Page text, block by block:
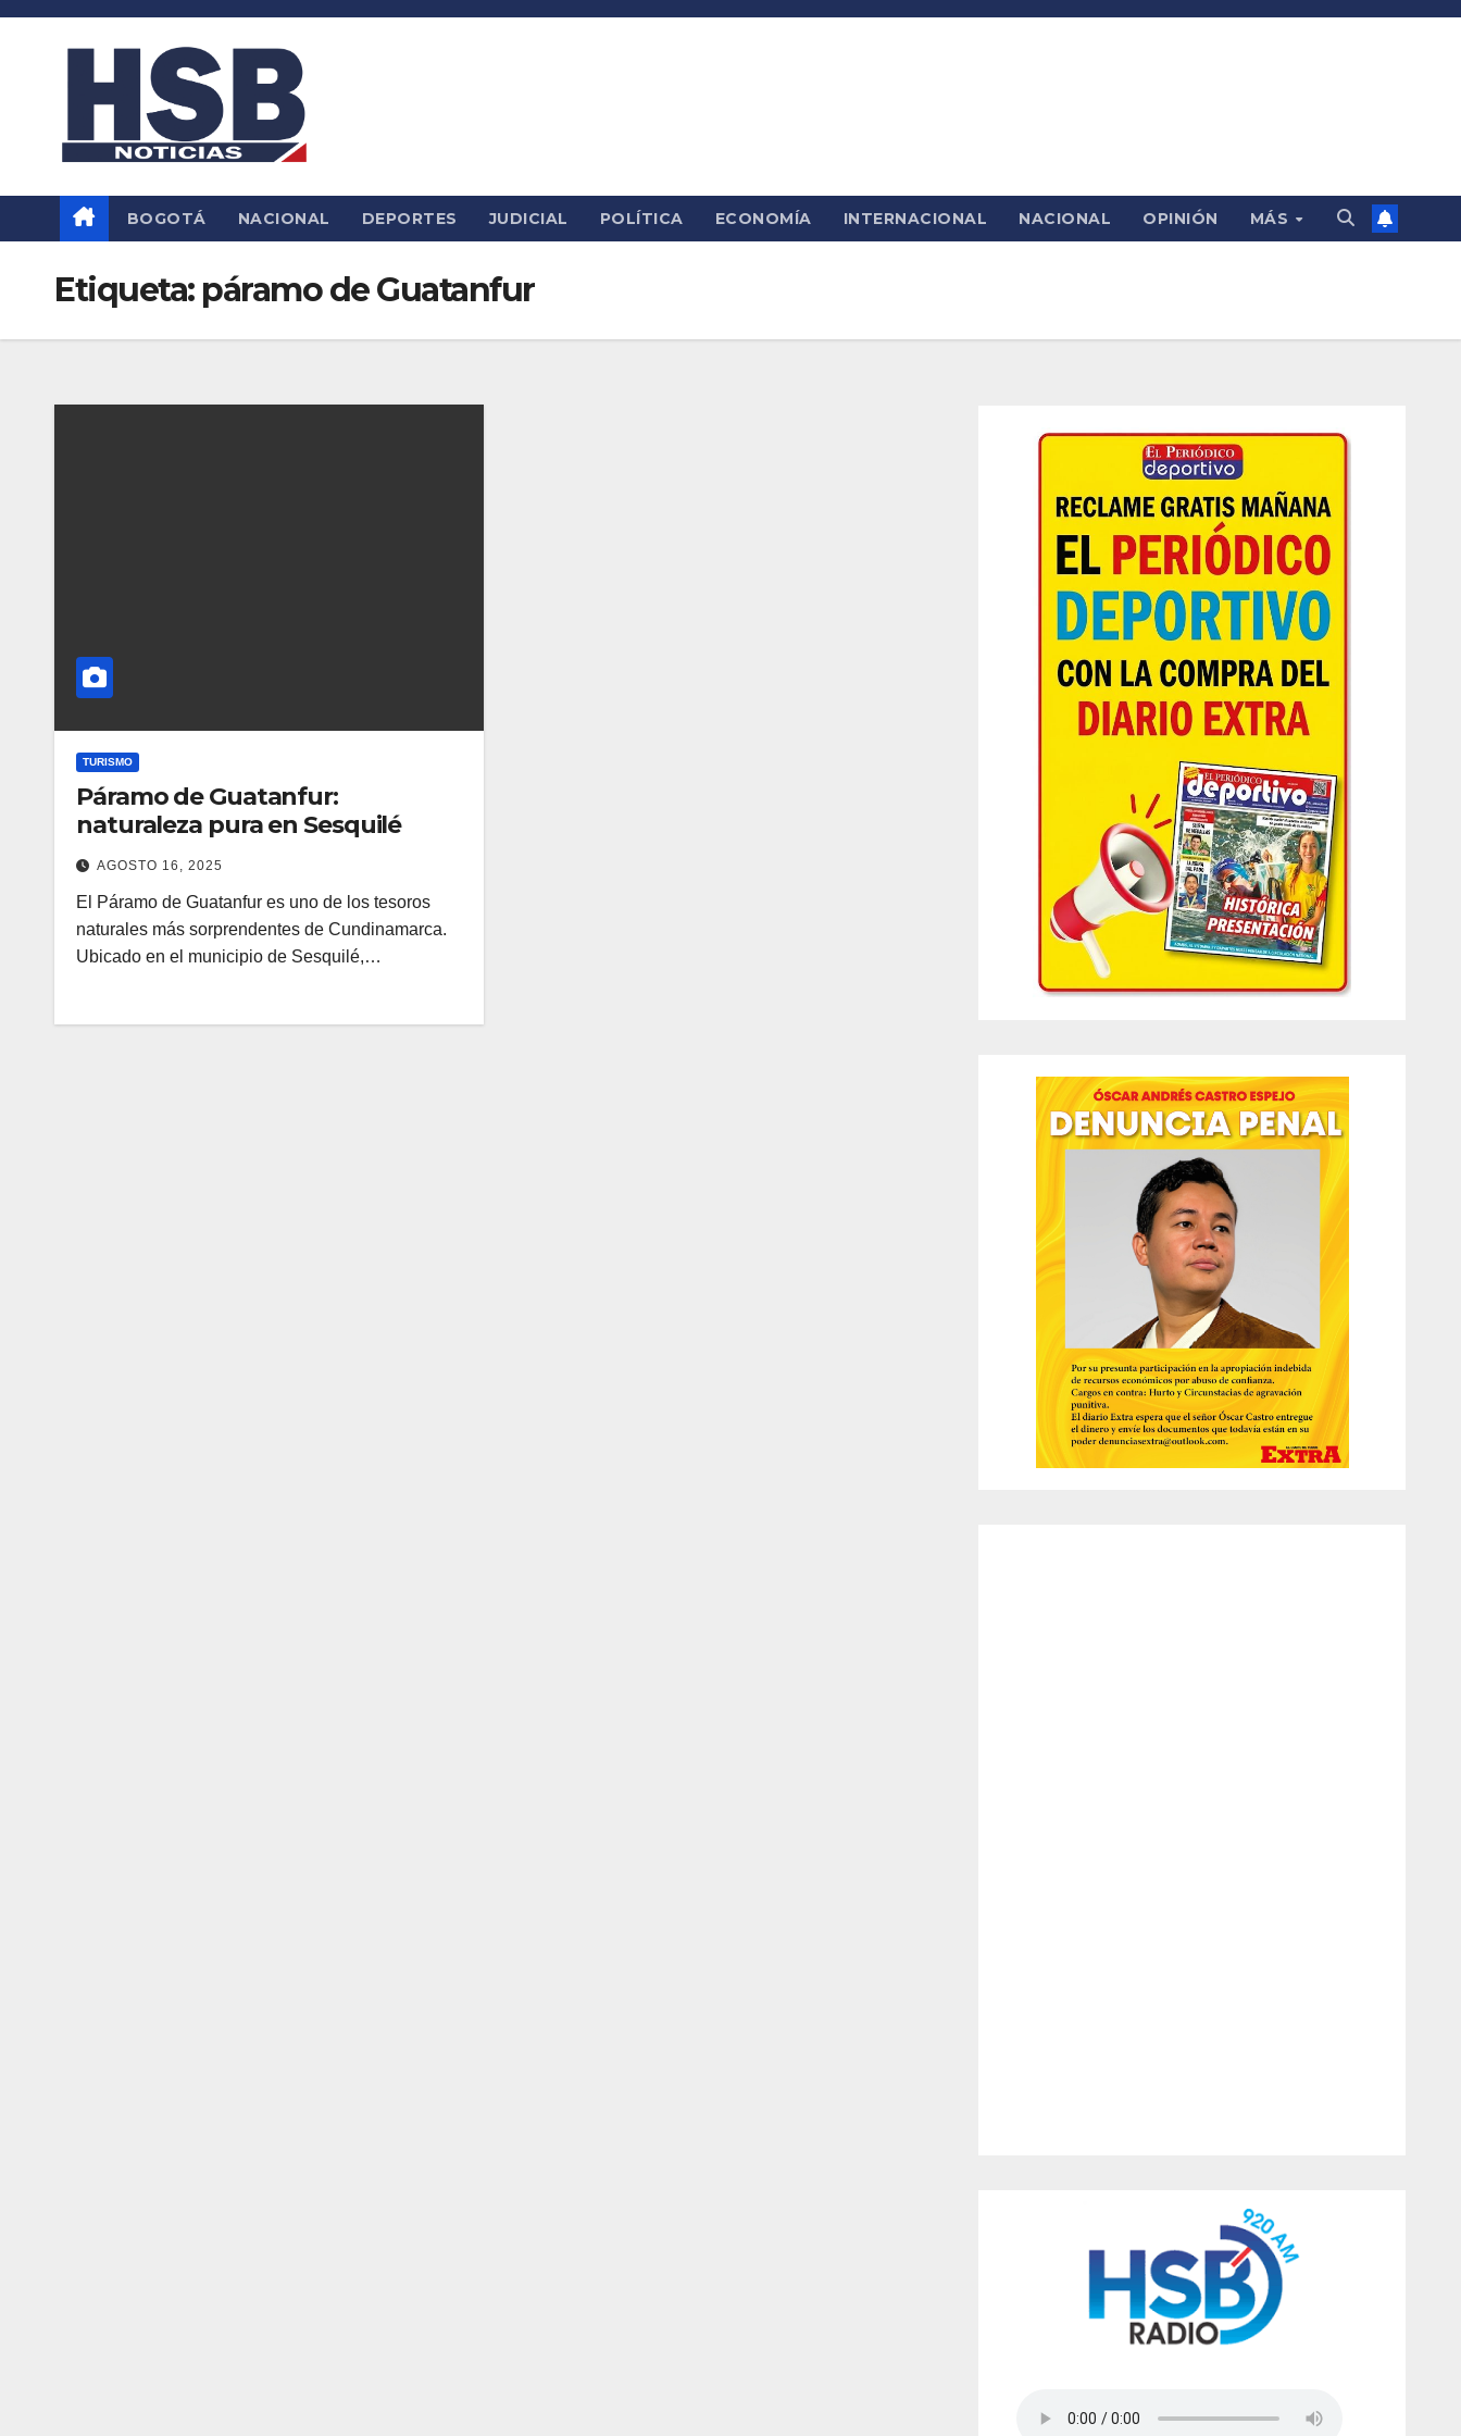
Saltar
BOGOTÁ NACIONAL DEPORTES JUDICIAL POLÍTICA ECONOMÍA INTERNACIONAL NACIONAL OPINIÓN MÁS
Etiqueta: páramo de Guatanfur
TURISMO
Páramo de Guatanfur:
naturaleza pura en Sesquilé
AGOSTO 16, 2025
El Páramo de Guatanfur es uno de los tesoros
naturales más sorprendentes de Cundinamarca.
Ubicado en el municipio de Sesquilé,…